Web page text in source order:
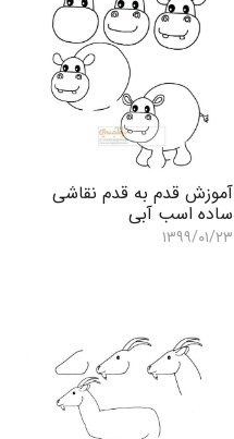
آموزش قدم به قدم نقاشی
ساده اسب آبی
۱۳۹۹/۰۱/۲۳